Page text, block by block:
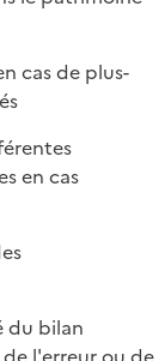
cas de plus-
en cas
du bilan